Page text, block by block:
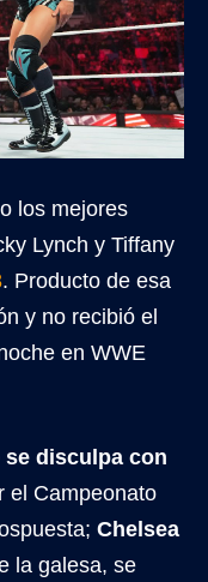
los mejores
Lynch y Tiffany
. Producto de esa
y no recibió el
en WWE
se disculpa con
el Campeonato
Chelsea
la galesa, se